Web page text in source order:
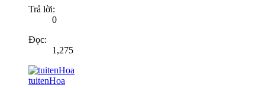
Trả lời:
0
Đọc:
1,275
tuitenHoa